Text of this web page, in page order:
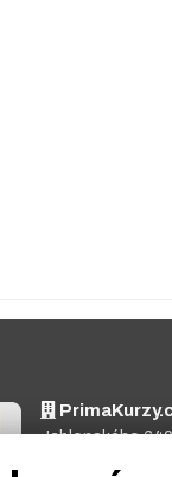
Jablonského
773 348 790